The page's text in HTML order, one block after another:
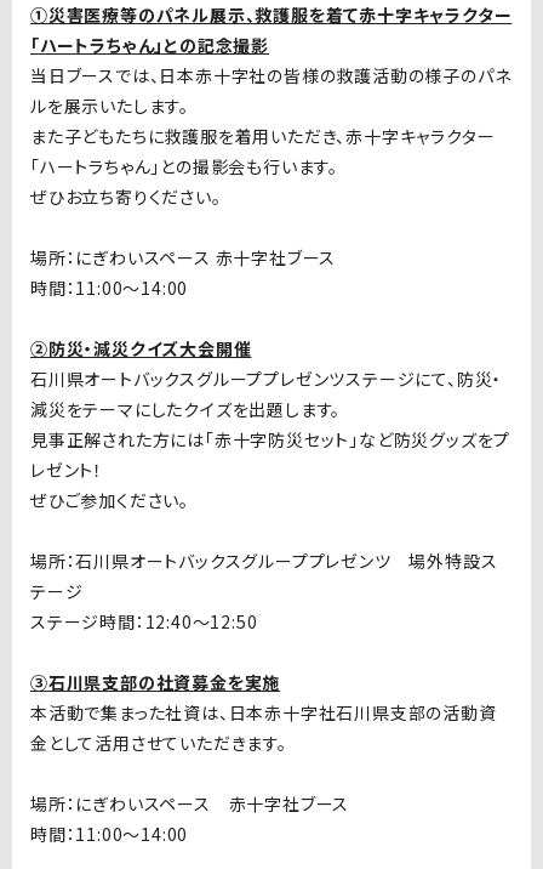
①災害医療等のパネル展示、救護服を着て赤十字キャラクター
「ハートラちゃん」との記念撮影
当日ブースでは、日本赤十字社の皆様の救護活動の様子のパネ
ルを展示いたします。
また子どもたちに救護服を着用いただき、赤十字キャラクター
「ハートラちゃん」との撮影会も行います。
ぜひお立ち寄りください。
場所：にぎわいスペース 赤十字社ブース
時間：11:00～14:00
②防災・減災クイズ大会開催
石川県オートバックスグループプレゼンツステージにて、防災・
減災をテーマにしたクイズを出題します。
見事正解された方には「赤十字防災セット」など防災グッズをプ
レゼント！
ぜひご参加ください。
場所：石川県オートバックスグループプレゼンツ 場外特設ス
テージ
ステージ時間：12:40～12:50
③石川県支部の社資募金を実施
本活動で集まった社資は、日本赤十字社石川県支部の活動資
金として活用させていただきます。
場所：にぎわいスペース 赤十字社ブース
時間：11:00～14:00